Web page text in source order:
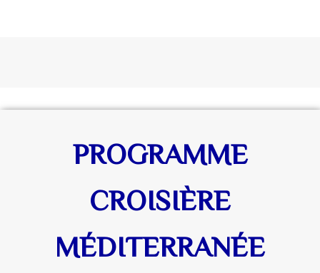
PROGRAMME
CROISIÈRE
MÉDITERRANÉE